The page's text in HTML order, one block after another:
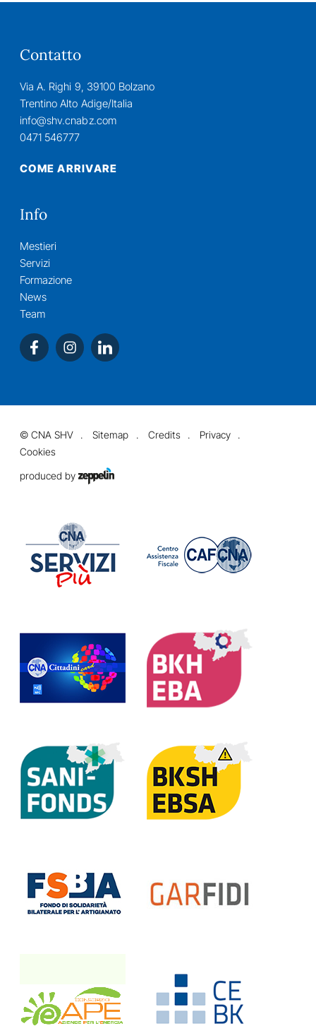
Contatto
Via A. Righi 9, 39100 Bolzano
Trentino Alto Adige/Italia
info@shv.cnabz.com
0471 546777
COME ARRIVARE
Info
Mestieri
Servizi
Formazione
News
Team
©CNA SHV Sitemap Credits
Privacy
Cookies
produced by